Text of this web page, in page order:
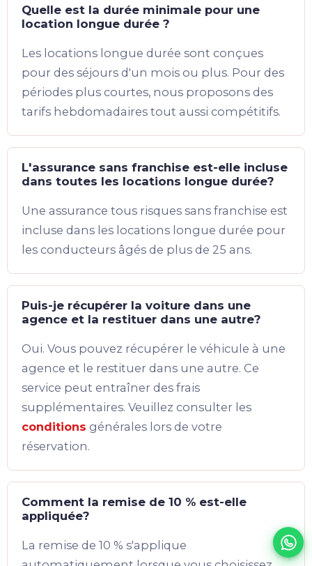
Quelle est la durée minimale pour une
location longue durée ?
Les locations longue durée sont conçues
pour des séjours d'un mois ou plus. Pour des
périodes plus courtes, nous proposons des
tarifs hebdomadaires tout aussi compétitifs.
L'assurance sans franchise est-elle incluse
dans toutes les locations longue durée?
Une assurance tous risques sans franchise est
incluse dans les locations longue durée pour
les conducteurs âgés de plus de 25 ans.
Puis-je récupérer la voiture dans une
agence et la restituer dans une autre?
Oui. Vous pouvez récupérer le véhicule à une
agence et le restituer dans une autre. Ce
service peut entraîner des frais
supplémentaires. Veuillez consulter les
conditions générales lors de votre
réservation.
Comment la remise de 10 % est-elle
appliquée?
La remise de 10 % s'applique